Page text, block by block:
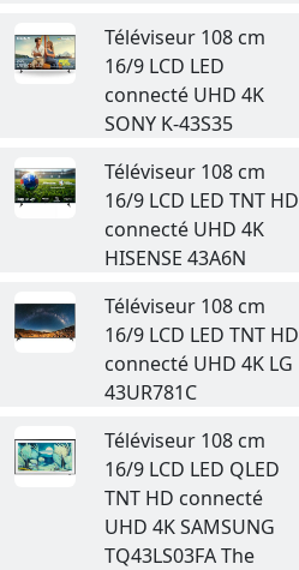
Téléviseur 108 cm
16/9 LCD LED
connecté UHD 4K
SONY K-43S35
Téléviseur 108 cm
16/9 LCD LED TNT HD
connecté UHD 4K
HISENSE 43A6N
Téléviseur 108 cm
16/9 LCD LED TNT HD
connecté UHD 4K LG
43UR781C
Téléviseur 108 cm
16/9 LCD LED QLED
TNT HD connecté
UHD 4K SAMSUNG
TQ43LS03FA The